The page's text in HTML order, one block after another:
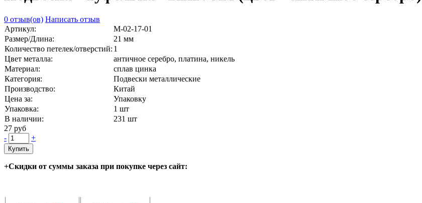
0 отзыв(ов) Написать отзыв
Артикул:
М-02-17-01
Размер/Длина:
21 мм
Количество петелек/отверстий: 1
Цвет металла:
античное серебро, платина, никель
Материал:
сплав цинка
Категория:
Подвески металлические
Производство:
Китай
Цена за:
Упаковку
Упаковка:
1 шт
В наличии:
231 шт
27 руб
-
+
Купить
+Скидки от суммы заказа при покупке через сайт: